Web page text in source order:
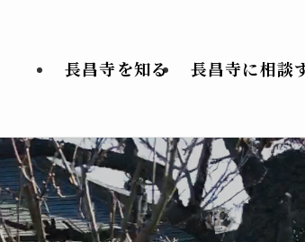
長昌寺を知る 長昌寺に相談